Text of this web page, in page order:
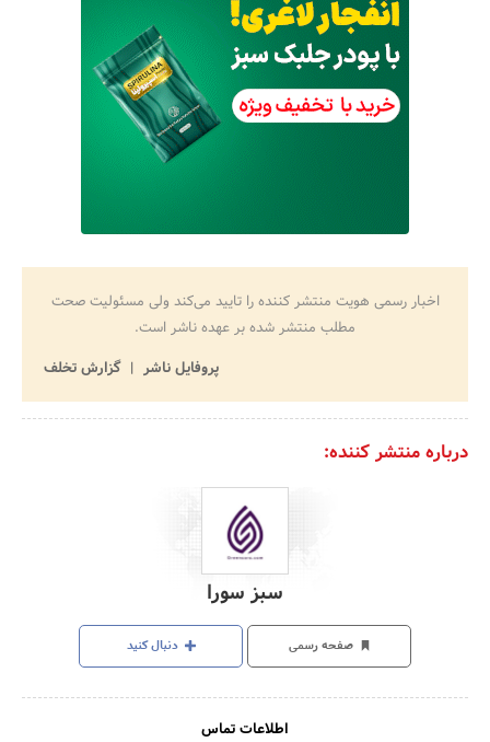
اخبار رسمی هویت منتشر کننده را تایید می‌کند ولی مسئولیت صحت
مطلب منتشر شده بر عهده ناشر است.
پروفایل ناشر
گزارش تخلف
درباره منتشر کننده:
سبز سورا
صفحه رسمی دنبال کنید
اطلاعات تماس